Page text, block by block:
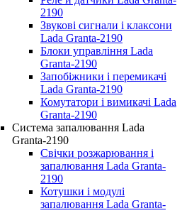
2190
Звукові сигнали і клаксони
Lada Granta-2190
Блоки управління Lada
Granta-2190
Запобіжники і перемикачі
Lada Granta-2190
Комутатори і вимикачі Lada
Granta-2190
Система запалювання Lada
Granta-2190
Свічки розжарювання і
запалювання Lada Granta-
2190
Котушки і модулі
запалювання Lada Granta-